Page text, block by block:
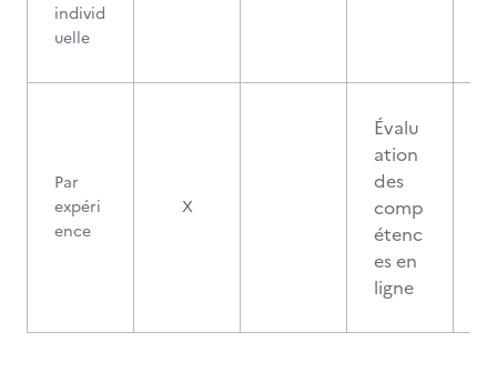
individ
uelle
Par
expéri
ence
X
Évalu
ation
des
comp
étenc
es en
ligne